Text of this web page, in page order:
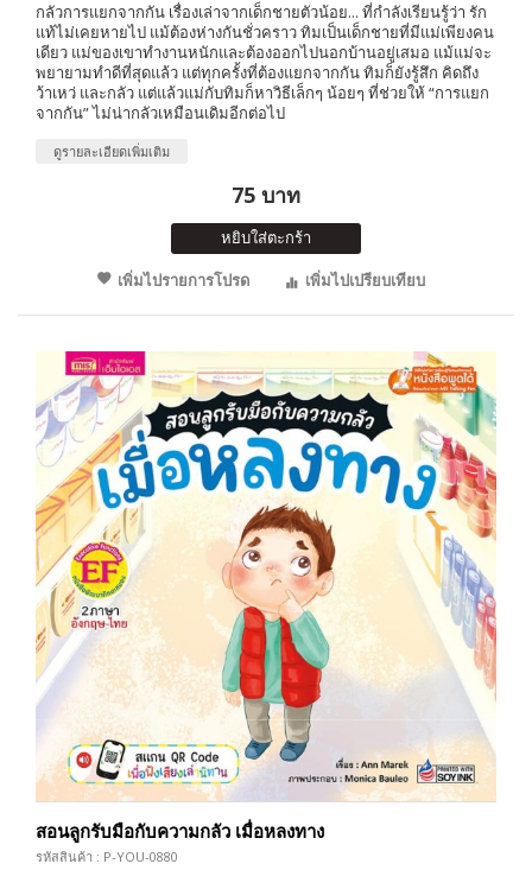
กลัวการแยกจากกัน เรื่องเล่าจากเด็กชายตัวน้อย... ที่กำลังเรียนรู้ว่า รัก
แท้ไม่เคยหายไป แม้ต้องห่างกันชั่วคราว ทิมเป็นเด็กชายที่มีแม่เพียงคน
เดียว แม่ของเขาทำงานหนักและต้องออกไปนอกบ้านอยู่เสมอ แม้แม่จะ
พยายามทำดีที่สุดแล้ว แต่ทุกครั้งที่ต้องแยกจากกัน ทิมก็ยังรู้สึก คิดถึง
ว้าเหว่ และกลัว แต่แล้วแม่กับทิมก็หาวิธีเล็กๆ น้อยๆ ที่ช่วยให้ “การแยก
จากกัน” ไม่น่ากลัวเหมือนเดิมอีกต่อไป
ดูรายละเอียดเพิ่มเติม
75 บาท
หยิบใส่ตะกร้า
เพิ่มไปรายการโปรด
เพิ่มไปเปรียบเทียบ
สอนลูกรับมือกับความกลัว เมื่อหลงทาง
รหัสสินค้า : P-YOU-0880